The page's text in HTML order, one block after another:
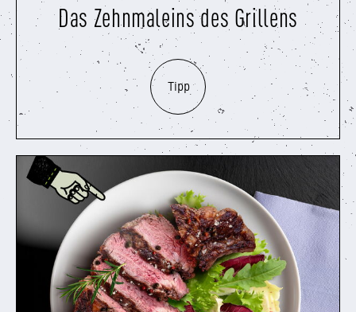
Das Zehnmaleins des Grillens
Tipp